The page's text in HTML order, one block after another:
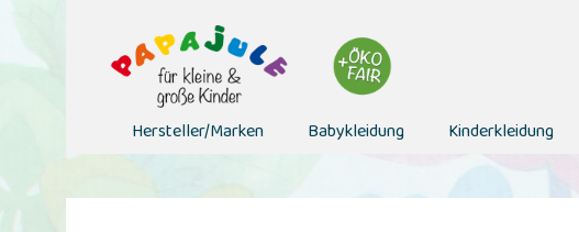
Hersteller/Marken Babykleidung Kinderkleidung